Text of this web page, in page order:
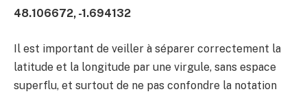
48.106672, -1.694132
Il est important de veiller à séparer correctement la
latitude et la longitude par une virgule, sans espace
superflu, et surtout de ne pas confondre la notation